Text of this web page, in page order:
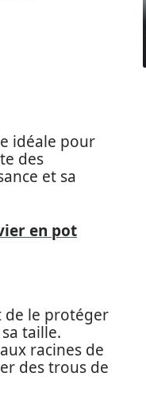
idéale pour
des
et sa
en pot
de le protéger
taille.
racines de
des trous de